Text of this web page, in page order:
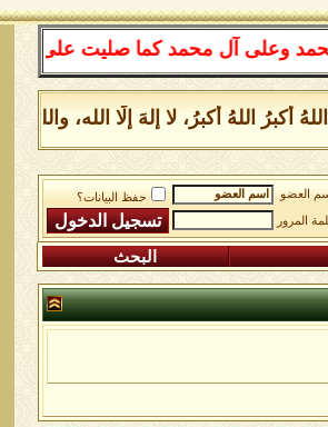
وعلى آل محمد كما صليت على
أكبرُ اللهُ أكبرُ، لا إلهَ إلَّا الله،
العضو
حفظ البيانات؟
المرور
البحث